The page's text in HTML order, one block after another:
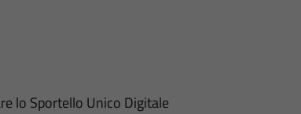
lo Sportello Unico Digitale